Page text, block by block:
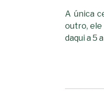
A única
outro, ele
daqui a 5